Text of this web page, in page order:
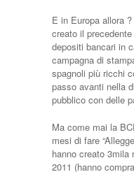
E in Europa allora
creato il
depositi bancari in
campagna di
spagnoli più ricchi
passo avanti nella
pubblico con delle
Ma come mai la
mesi di fare
hanno creato 3mila
2011 (hanno